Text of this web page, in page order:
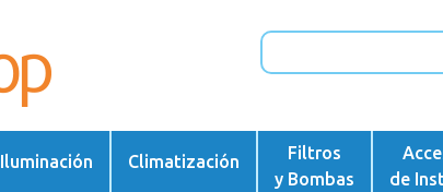
Iluminación Climatización
Filtros
y Bombas
de